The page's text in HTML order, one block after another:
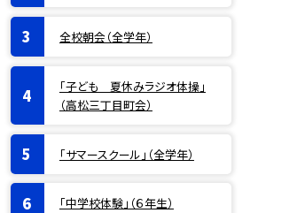
全校朝会（全学年）
「子ども 夏休みラジオ体操」
（高松三丁目町会）
「サマースクール」（全学年）
「中学校体験」（６年生）